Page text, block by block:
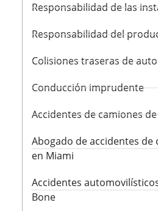
Responsabilidad de las
Responsabilidad del
Colisiones traseras de
Conducción imprudente
Accidentes de camiones
Abogado de accidentes de
en Miami
Accidentes
Bone